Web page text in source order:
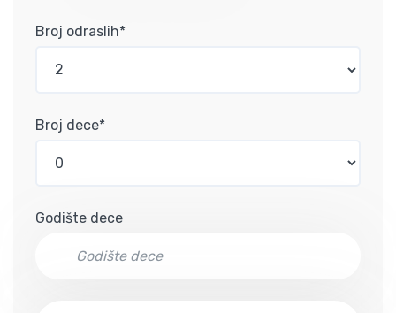
Broj odraslih*
Broj dece*
Godište dece